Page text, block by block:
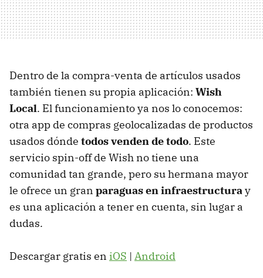
Dentro de la compra-venta de artículos usados
también tienen su propia aplicación: Wish
Local. El funcionamiento ya nos lo conocemos:
otra app de compras geolocalizadas de productos
usados dónde todos venden de todo. Este
servicio spin-off de Wish no tiene una
comunidad tan grande, pero su hermana mayor
le ofrece un gran paraguas en infraestructuray
es una aplicación a tener en cuenta, sin lugar a
dudas.
Descargar gratis en iOS | Android